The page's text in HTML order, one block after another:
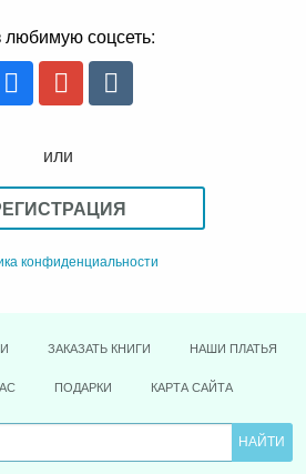
соцсеть:
или
конфиденциальности
ЗАКАЗАТЬ КНИГИ НАШИ ПЛАТЬЯ
ПОДАРКИ КАРТА САЙТА